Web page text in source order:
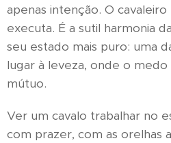
apenas intenção. O
executa. É a sutil harmonia
seu estado mais puro: uma
lugar à leveza, onde o
mútuo.
Ver um cavalo trabalhar no
com prazer, com as orelhas